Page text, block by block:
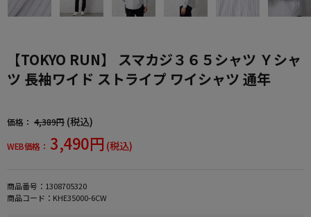
【TOKYO RUN】 スマカジ３６５シャツ Ｙシャ
ツ 長袖ワイド ストライプ ワイシャツ 通年
価格： 4,389円 (税込)
WEB価格： 3,490円 (税込)
商品番号： 1308705320
商品コード： KHE35000-6CW